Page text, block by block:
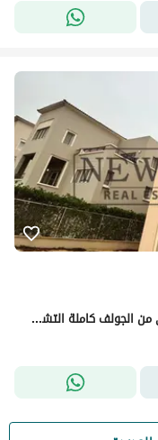
أفضل سعر فيلا مستقلة سيليستا الصف الثاني من الجولف كاملة التشطيب مع مطبخ مجهز بخزائن، غرف ملابس وتكييف وبدروم للبيع في أبتاون القاهرة